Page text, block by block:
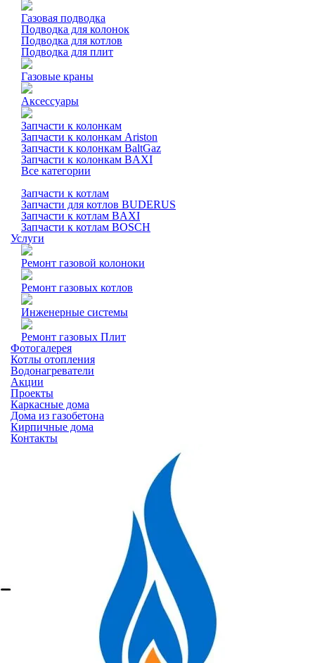
Газовая подводка
Подводка для колонок
Подводка для котлов
Подводка для плит
Газовые краны
Аксессуары
Запчасти к колонкам
Запчасти к колонкам Ariston
Запчасти к колонкам BaltGaz
Запчасти к колонкам BAXI
Все категории
Запчасти к котлам
Запчасти для котлов BUDERUS
Запчасти к котлам BAXI
Запчасти к котлам BOSCH
Услуги
Ремонт газовой колоноки
Ремонт газовых котлов
Инженерные системы
Ремонт газовых Плит
Фотогалерея
Котлы отопления
Водонагреватели
Акции
Проекты
Каркасные дома
Дома из газобетона
Кирпичные дома
Контакты